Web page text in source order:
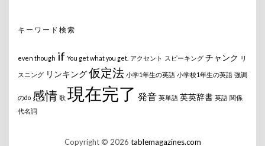
キーワード検索
even though if You get what you get. アクセント スピーキング チャンク リ
スニング リンキング仮定法 小学1年生の英語 小学校1年生の英語 強調
のdo 感情 歌 現在完了 発音 英単語 英英辞書 英語 関係
代名詞
Copyright © 2026 tablemagazines.com